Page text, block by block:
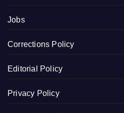
Jobs
Corrections Policy
Editorial Policy
Privacy Policy